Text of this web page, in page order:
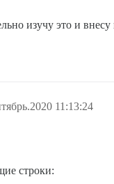
изучу это и
11:13:24
строки: